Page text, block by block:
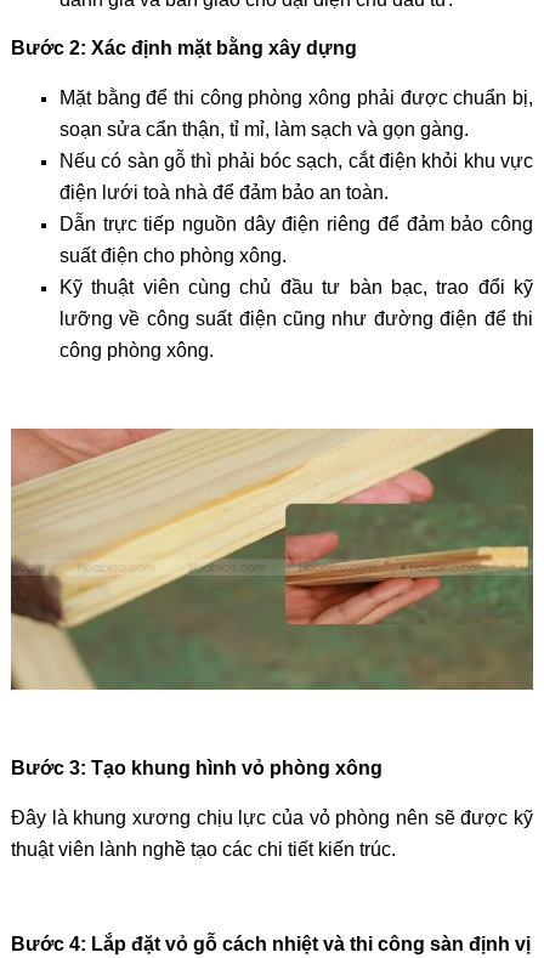
Bước 2: Xác định mặt bằng xây dựng
Mặt bằng để thi công phòng xông phải được chuẩn bị,
soạn sửa cẩn thận, tỉ mỉ, làm sạch và gọn gàng.
Nếu có sàn gỗ thì phải bóc sạch, cắt điện khỏi khu vực
điện lưới toà nhà để đảm bảo an toàn.
Dẫn trực tiếp nguồn dây điện riêng để đảm bảo công
suất điện cho phòng xông.
Kỹ thuật viên cùng chủ đầu tư bàn bạc, trao đổi kỹ
lưỡng về công suất điện cũng như đường điện để thi
công phòng xông.
Bước 3: Tạo khung hình vỏ phòng xông
Đây là khung xương chịu lực của vỏ phòng nên sẽ được kỹ
thuật viên lành nghề tạo các chi tiết kiến trúc.
Bước 4: Lắp đặt vỏ gỗ cách nhiệt và thi công sàn định vị